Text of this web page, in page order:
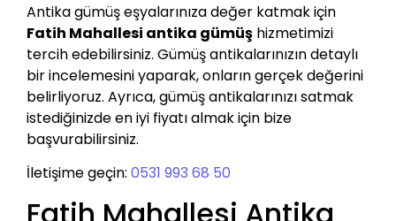
Antika gümüş eşyalarınıza değer katmak için
Fatih Mahallesi antika gümüş hizmetimizi
tercih edebilirsiniz. Gümüş antikalarınızın detaylı
bir incelemesini yaparak, onların gerçek değerini
belirliyoruz. Ayrıca, gümüş antikalarınızı satmak
istediğinizde en iyi fiyatı almak için bize
başvurabilirsiniz.
İletişime geçin: 0531 993 68 50